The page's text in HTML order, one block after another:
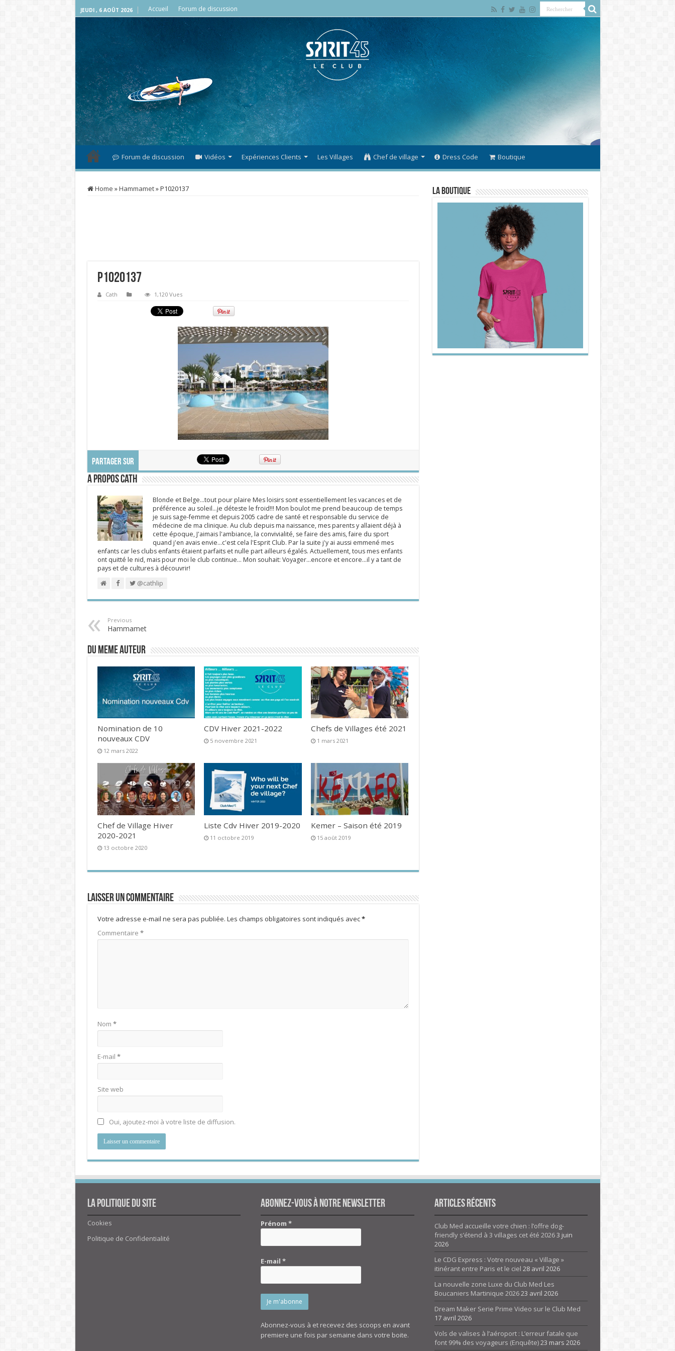
JEUDI , 6 AOÛT 2026 Accueil Forum de discussion
Forum de discussion Vidéos Expériences Clients Les Villages Chef de village Dress Code Boutique
Home »Hammamet»P1020137
P1020137
Cath 1,120 Vues
PARTAGER SUR
A propos Cath
Blonde et Belge...tout pour plaire Mes loisirs sont essentiellement les vacances et de
préférence au soleil...je déteste le froid!!! Mon boulot me prend beaucoup de temps
je suis sage-femme et depuis 2005 cadre de santé et responsable du service de
médecine de ma clinique. Au club depuis ma naissance, mes parents y allaient déjà à
cette époque, J'aimais l'ambiance, la convivialité, se faire des amis, faire du sport
quand j'en avais envie...c'est cela l'Esprit Club. Par la suite j'y ai aussi emmené mes
enfants car les clubs enfants étaient parfaits et nulle part ailleurs égalés. Actuellement, tous mes enfants
ont quitté le nid, mais pour moi le club continue... Mon souhait: Voyager...encore et encore...il y a tant de
pays et de cultures à découvrir!
@cathlip
Previous
Hammamet
DU MEME AUTEUR
Nomination de 10
nouveaux CDV
12 mars 2022
CDV Hiver 2021-2022
5 novembre 2021
Chefs de Villages été 2021
1 mars 2021
Chef de Village Hiver
2020-2021
13 octobre 2020
Liste Cdv Hiver 2019-2020
11 octobre 2019
Kemer – Saison été 2019
15 août 2019
Laisser un commentaire
Votre adresse e-mail ne sera pas publiée. Les champs obligatoires sont indiqués avec*
Commentaire *
Nom *
E-mail *
Site web
Oui, ajoutez-moi à votre liste de diffusion.
La Boutique
La politique du site
Cookies
Politique de Confidentialité
Abonnez-vous à notre newsletter
Prénom*
E-mail*
Abonnez-vous à et recevez des scoops en avant
premiere une fois par semaine dans votre boite.
Articles Récents
Club Med accueille votre chien : l’offre dog-
friendly s’étend à 3 villages cet été 20263 juin
2026
Le CDG Express : Votre nouveau « Village »
itinérant entre Paris et le ciel 28 avril 2026
La nouvelle zone Luxe du Club Med Les
Boucaniers Martinique 202623 avril 2026
Dream Maker Serie Prime Video sur le Club Med
17 avril 2026
Vols de valises à l’aéroport : L’erreur fatale que
font 99% des voyageurs (Enquête)23 mars 2026